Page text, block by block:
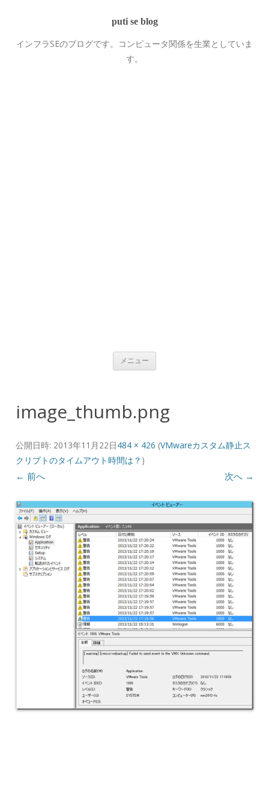
puti se blog
インフラSEのブログです。コンピュータ関係を生業としていま
す。
メニュー コンテンツへ移動
image_thumb.png
公開日時: 2013年11月22日484 × 426 (VMwareカスタム静止ス
クリプトのタイムアウト時間は？ )
← 前へ 次へ →